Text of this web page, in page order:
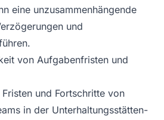
eine unzusammenhängende
und
von Aufgabenfristen und
und Fortschritte von
in der Unterhaltungsstätten-